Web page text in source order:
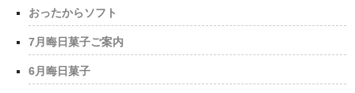
おったからソフト
7月晦日菓子ご案内
6月晦日菓子